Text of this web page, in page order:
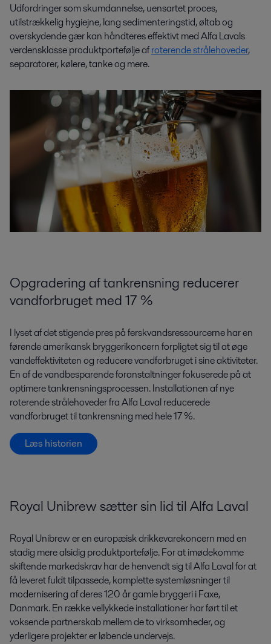
Udfordringer som skumdannelse, uensartet proces,
utilstrækkelig hygiejne, lang sedimenteringstid, øltab og
overskydende gær kan håndteres effektivt med Alfa Lavals
verdensklasse produktportefølje afroterende strålehoveder,
separatorer, kølere, tanke og mere.
Opgradering af tankrensning reducerer
vandforbruget med 17 %
I lyset af det stigende pres på ferskvandsressourcerne har en
førende amerikansk bryggerikoncern forpligtet sig til at øge
vandeffektiviteten og reducere vandforbruget i sine aktiviteter.
En af de vandbesparende foranstaltninger fokuserede på at
optimere tankrensningsprocessen. Installationen af nye
roterende strålehoveder fra Alfa Laval reducerede
vandforbruget til tankrensning med hele 17 %.
Læs historien
Royal Unibrew sætter sin lid til Alfa Laval
Royal Unibrew er en europæisk drikkevarekoncern med en
stadig mere alsidig produktportefølje. For at imødekomme
skiftende markedskrav har de henvendt sig til Alfa Laval for at
få leveret fuldt tilpassede, komplette systemløsninger til
modernisering af deres 120 år gamle bryggeri i Faxe,
Danmark. En række vellykkede installationer har ført til et
voksende partnerskab mellem de to virksomheder, og
yderligere projekter er løbende undervejs.